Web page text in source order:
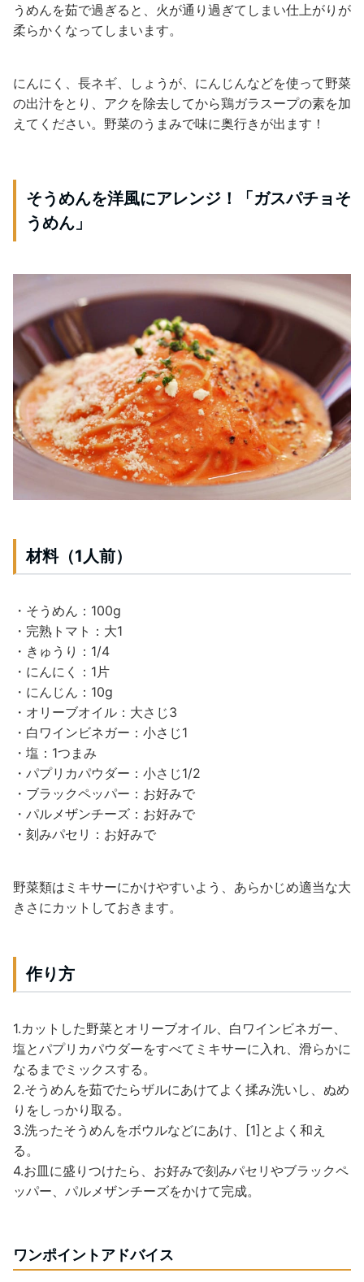
うめんを茹で過ぎると、火が通り過ぎてしまい仕上がりが
柔らかくなってしまいます。
にんにく、長ネギ、しょうが、にんじんなどを使って野菜
の出汁をとり、アクを除去してから鶏ガラスープの素を加
えてください。野菜のうまみで味に奥行きが出ます！
そうめんを洋風にアレンジ！「ガスパチョそ
うめん」
材料（1人前）
・そうめん：100g
・完熟トマト：大1
・きゅうり：1/4
・にんにく：1片
・にんじん：10g
・オリーブオイル：大さじ3
・白ワインビネガー：小さじ1
・塩：1つまみ
・パプリカパウダー：小さじ1/2
・ブラックペッパー：お好みで
・パルメザンチーズ：お好みで
・刻みパセリ：お好みで
野菜類はミキサーにかけやすいよう、あらかじめ適当な大
きさにカットしておきます。
作り方
1.カットした野菜とオリーブオイル、白ワインビネガー、
塩とパプリカパウダーをすべてミキサーに入れ、滑らかに
なるまでミックスする。
2.そうめんを茹でたらザルにあけてよく揉み洗いし、ぬめ
りをしっかり取る。
3.洗ったそうめんをボウルなどにあけ、[1]とよく和え
る。
4.お皿に盛りつけたら、お好みで刻みパセリやブラックペ
ッパー、パルメザンチーズをかけて完成。
ワンポイントアドバイス